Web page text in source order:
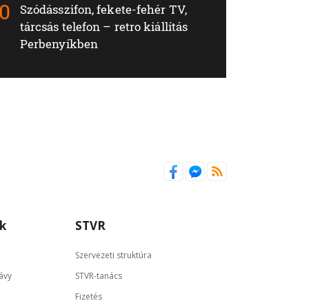
Szódásszifon, fekete-fehér TV,
tárcsás telefon – retro kiállítás
Perbenyíkben
STVR
Szervezeti struktúra
STVR-tanács
Fizetés